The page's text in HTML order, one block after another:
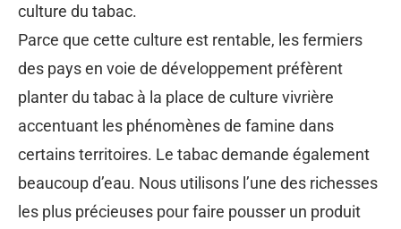
culture du tabac.
Parce que cette culture est rentable, les fermiers
des pays en voie de développement préfèrent
planter du tabac à la place de culture vivrière
accentuant les phénomènes de famine dans
certains territoires. Le tabac demande également
beaucoup d’eau. Nous utilisons l’une des richesses
les plus précieuses pour faire pousser un produit